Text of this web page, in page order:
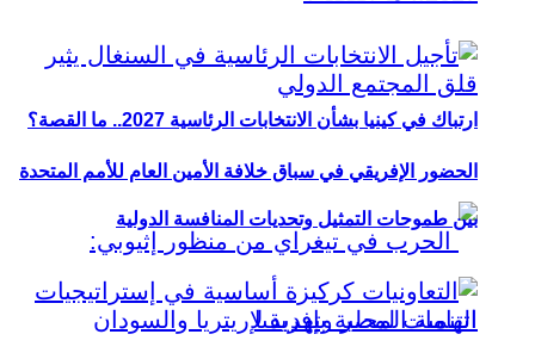
ارتباك في كينيا بشأن الانتخابات الرئاسية 2027.. ما القصة؟
الحضور الإفريقي في سباق خلافة الأمين العام للأمم المتحدة
بين طموحات التمثيل وتحديات المنافسة الدولية